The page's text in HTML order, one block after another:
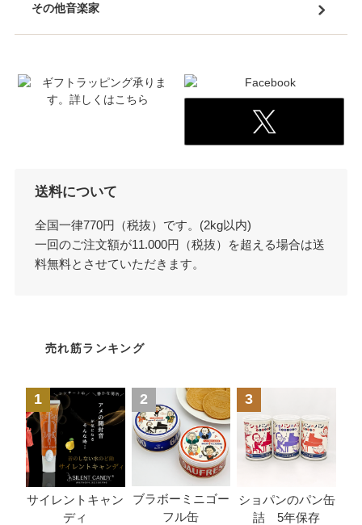
その他音楽家
送料について
全国一律770円（税抜）です。(2kg以内)
一回のご注文額が11.000円（税抜）を超える場合は送
料無料とさせていただきます。
売れ筋ランキング
1
サイレントキャン
ディ
2
ブラボーミニゴー
フル缶
3
ショパンのパン缶
詰 5年保存